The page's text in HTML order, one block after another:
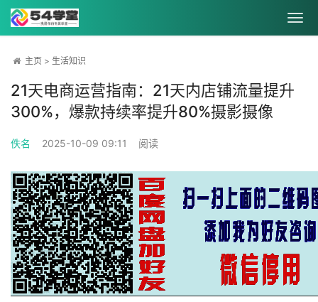
主页 > 生活知识
21天电商运营指南：21天内店铺流量提升
300%，爆款持续率提升80%摄影摄像
佚名 2025-10-09 09:11 阅读